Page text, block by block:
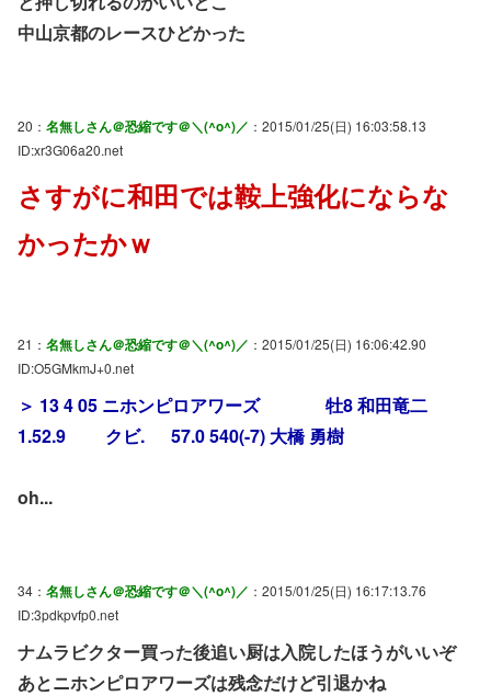
中山京都のレースひどかった
20： 名無しさん＠恐縮です＠＼(^o^)／ ：2015/01/25(日) 16:03:58.13
ID:xr3G06a20.net
さすがに和田では鞍上強化にならな
かったかｗ
21： 名無しさん＠恐縮です＠＼(^o^)／ ：2015/01/25(日) 16:06:42.90
ID:O5GMkmJ+0.net
＞ 13 4 05 ニホンピロアワーズ 牡8 和田竜二
1.52.9 クビ. 57.0 540(-7) 大橋 勇樹
oh...
34： 名無しさん＠恐縮です＠＼(^o^)／ ：2015/01/25(日) 16:17:13.76
ID:3pdkpvfp0.net
ナムラビクター買った後追い厨は入院したほうがいいぞ
あとニホンピロアワーズは残念だけど引退かね